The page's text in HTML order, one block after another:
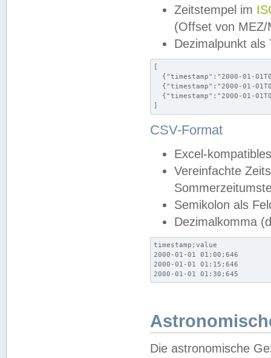
Zeitstempel im
(Offset von MEZ/
Dezimalpunkt als
[
{"timestamp":"2000-01-
{"timestamp":"2000-01-
{"timestamp":"2000-01-
]
CSV-Format
Excel-
Vereinfachte
Semikolon als
Dezimalkomma
timestamp;value
2000-01-01 01:00;646
2000-01-01 01:15;646
2000-01-01 01:30;645
Die astronomische